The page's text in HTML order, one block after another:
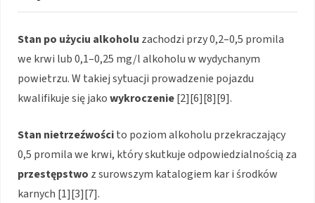
Stan po użyciu alkoholu zachodzi przy 0,2–0,5 promila
we krwi lub 0,1–0,25 mg/l alkoholu w wydychanym
powietrzu. W takiej sytuacji prowadzenie pojazdu
kwalifikuje się jakowykroczenie[2][6][8][9].
Stan nietrzeźwościto poziom alkoholu przekraczający
0,5 promila we krwi, który skutkuje odpowiedzialnością za
przestępstwo z surowszym katalogiem kar i środków
karnych [1][3][7].